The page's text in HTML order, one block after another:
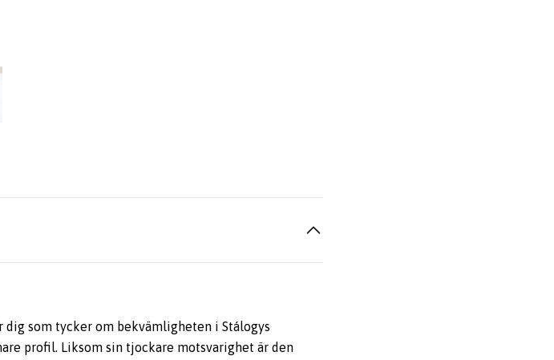
som tycker om bekvämligheten i Stálogys
profil. Liksom sin tjockare motsvarighet är den